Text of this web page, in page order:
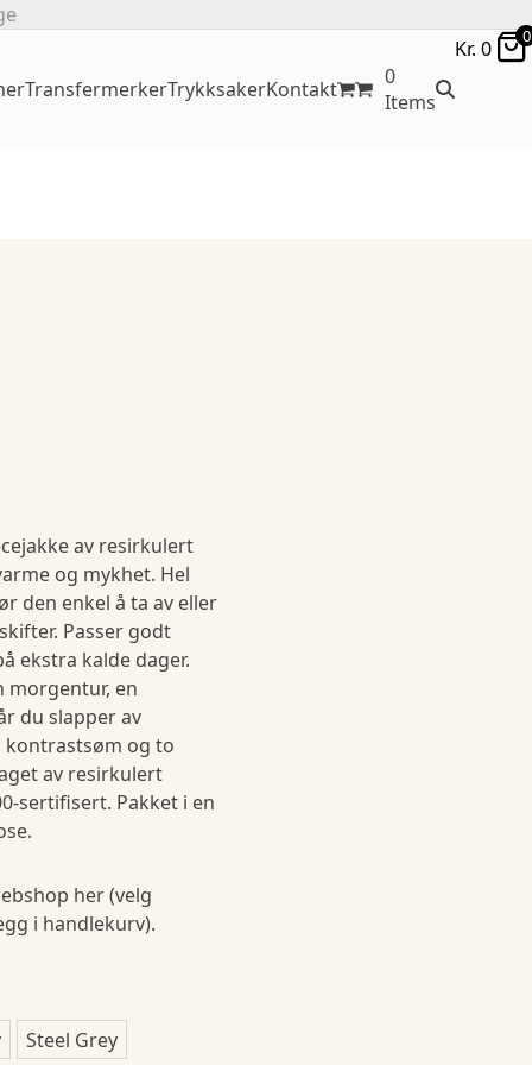
TransfermerkerTrykksakerKontakt
0
Items
Kr. 0 0
av resirkulert
og mykhet. Hel
den enkel å ta av eller
Passer godt
ekstra kalde dager.
morgentur, en
du slapper av
kontrastsøm og to
av resirkulert
sertifisert. Pakket i en
her (velg
i handlekurv).
Steel Grey